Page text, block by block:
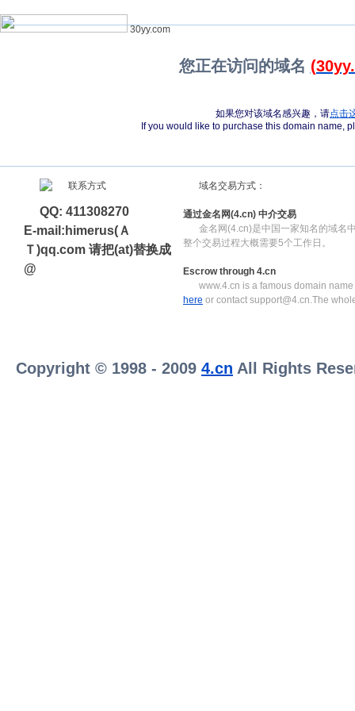
30yy.com
您正在访问的域名
如果您对该域名感兴趣，请点击
If you would like to purchase this domain name,
QQ: 411308270
E-mail:himerus(Ａ
Ｔ)qq.com 请把(at)替换成
@
域名交易方式：
通过金名网(4.cn) 中介交易
金名网(4.cn)是中国一家知名的域名
整个交易过程大概需要5个工作日。
Escrow through 4.cn
www.4.cn is a famous domain
here or contact support@4.cn.The
Copyright © 1998 - 2009 4.cn All Rights